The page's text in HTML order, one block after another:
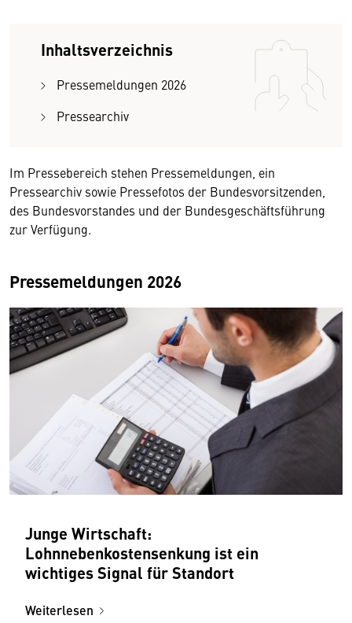
Inhaltsverzeichnis
Pressemeldungen 2026
Pressearchiv
Im Pressebereich stehen Pressemeldungen, ein
Pressearchiv sowie Pressefotos der Bundesvorsitzenden,
des Bundesvorstandes und der Bundesgeschäftsführung
zur Verfügung.
Pressemeldungen 2026
Junge Wirtschaft:
Lohnnebenkostensenkung ist ein
wichtiges Signal für Standort
Weiterlesen